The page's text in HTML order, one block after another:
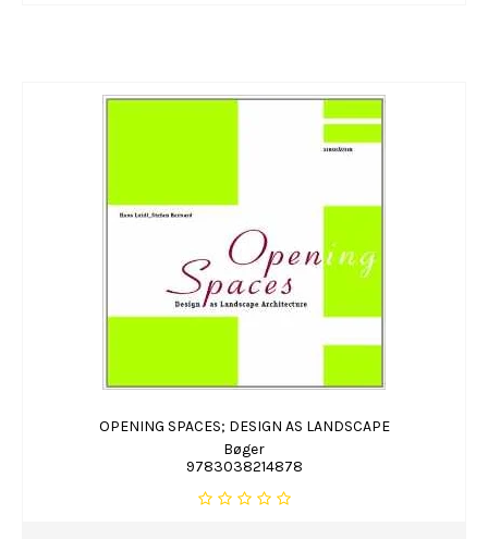
OPENING SPACES; DESIGN AS LANDSCAPE
Bøger
9783038214878